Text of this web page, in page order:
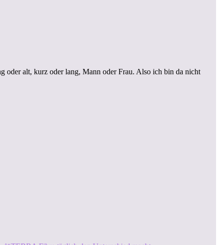
oder alt, kurz oder lang, Mann oder Frau. Also ich bin da nicht